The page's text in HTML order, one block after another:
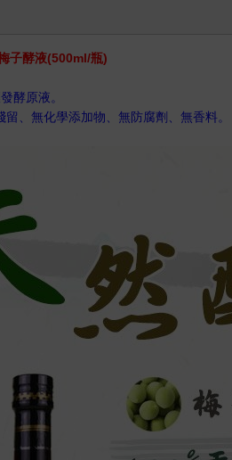
子酵液(500ml/瓶)
酵原液。
、無化學添加物、無防腐劑、無香料。